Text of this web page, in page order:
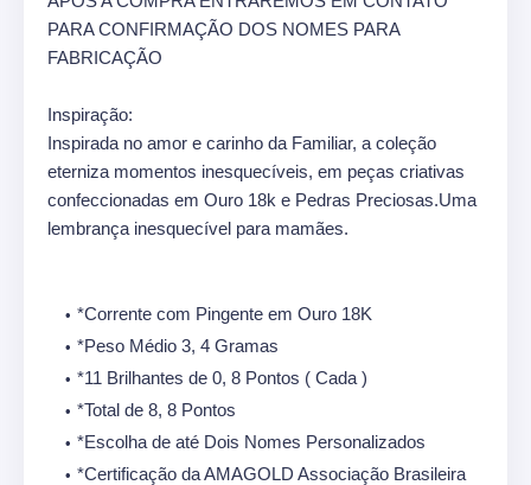
PARA CONFIRMAÇÃO DOS NOMES PARA
FABRICAÇÃO
Inspiração:
Inspirada no amor e carinho da Familiar, a coleção
eterniza momentos inesquecíveis, em peças criativas
confeccionadas em Ouro 18k e Pedras Preciosas.Uma
lembrança inesquecível para mamães.
*Corrente com Pingente em Ouro 18K
*Peso Médio 3, 4 Gramas
*11 Brilhantes de 0, 8 Pontos ( Cada )
*Total de 8, 8 Pontos
*Escolha de até Dois Nomes Personalizados
*Certificação da AMAGOLD Associação Brasileira